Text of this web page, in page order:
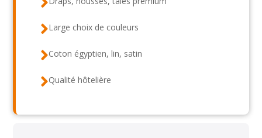
Large choix de couleurs
Coton égyptien, lin, satin
Qualité hôtelière